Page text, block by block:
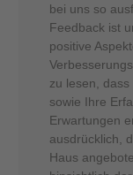
bei uns so
Feedback ist
positive
zu lesen,
sowie Ihre
Erwartungen
ausdrücklich,
Haus